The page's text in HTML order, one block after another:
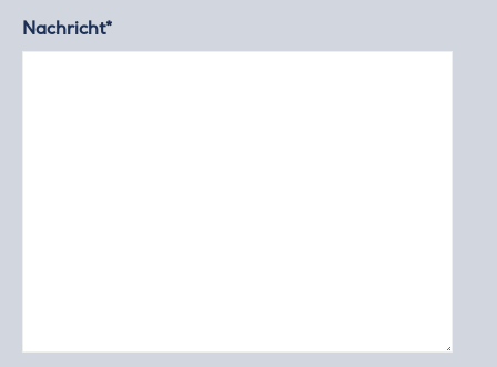
Nachricht*